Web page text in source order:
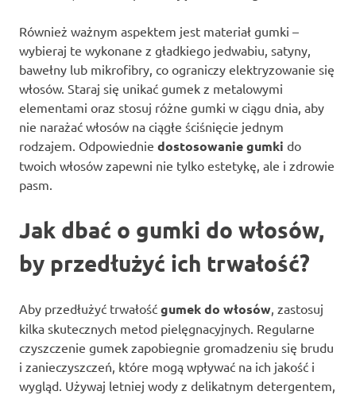
Również ważnym aspektem jest materiał gumki –
wybieraj te wykonane z gładkiego jedwabiu, satyny,
bawełny lub mikrofibry, co ograniczy elektryzowanie się
włosów. Staraj się unikać gumek z metalowymi
elementami oraz stosuj różne gumki w ciągu dnia, aby
nie narażać włosów na ciągłe ściśnięcie jednym
rodzajem. Odpowiednie dostosowanie gumki do
twoich włosów zapewni nie tylko estetykę, ale i zdrowie
pasm.
Jak dbać o gumki do włosów,
by przedłużyć ich trwałość?
Aby przedłużyć trwałość gumek do włosów, zastosuj
kilka skutecznych metod pielęgnacyjnych. Regularne
czyszczenie gumek zapobiegnie gromadzeniu się brudu
i zanieczyszczeń, które mogą wpływać na ich jakość i
wygląd. Używaj letniej wody z delikatnym detergentem,